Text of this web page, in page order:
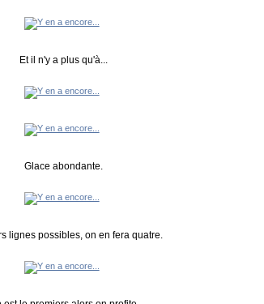
Et il n'y a plus qu'à...
Glace abondante.
lignes possibles, on en fera quatre.